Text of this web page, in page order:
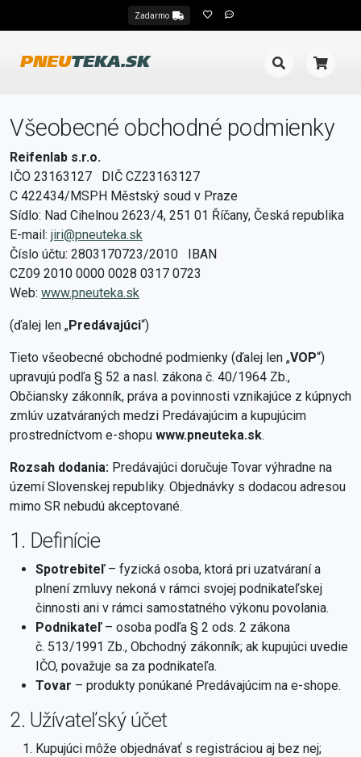
Zadarmo
PNEUTEKA.SK
Všeobecné obchodné podmienky
Reifenlab s.r.o.
IČO 23163127 DIČ CZ23163127
C 422434/MSPH Městský soud v Praze
Sídlo: Nad Cihelnou 2623/4, 251 01 Říčany, Česká republika
E-mail: jiri@pneuteka.sk
Číslo účtu: 2803170723/2010 IBAN
CZ09 2010 0000 0028 0317 0723
Web: www.pneuteka.sk
(ďalej len „Predávajúci“)
Tieto všeobecné obchodné podmienky (ďalej len „VOP“)
upravujú podľa § 52 a nasl. zákona č. 40/1964 Zb.,
Občiansky zákonník, práva a povinnosti vznikajúce z kúpnych
zmlúv uzatváraných medzi Predávajúcim a kupujúcim
prostredníctvom e-shopu www.pneuteka.sk.
Rozsah dodania: Predávajúci doručuje Tovar výhradne na
území Slovenskej republiky. Objednávky s dodacou adresou
mimo SR nebudú akceptované.
1. Definície
Spotrebiteľ– fyzická osoba, ktorá pri uzatváraní a
plnení zmluvy nekoná v rámci svojej podnikateľskej
činnosti ani v rámci samostatného výkonu povolania.
Podnikateľ– osoba podľa § 2 ods. 2 zákona
č. 513/1991 Zb., Obchodný zákonník; ak kupujúci uvedie
IČO, považuje sa za podnikateľa.
Tovar – produkty ponúkané Predávajúcim na e-shope.
2. Užívateľský účet
Kupujúci môže objednávať s registráciou aj bez nej;